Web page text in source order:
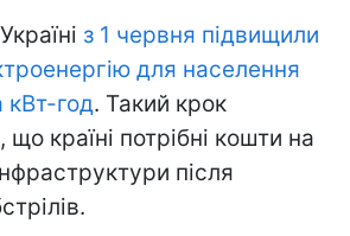
з 1 червня підвищили
для населення
кВт-год. Такий крок
країні потрібні кошти на
після